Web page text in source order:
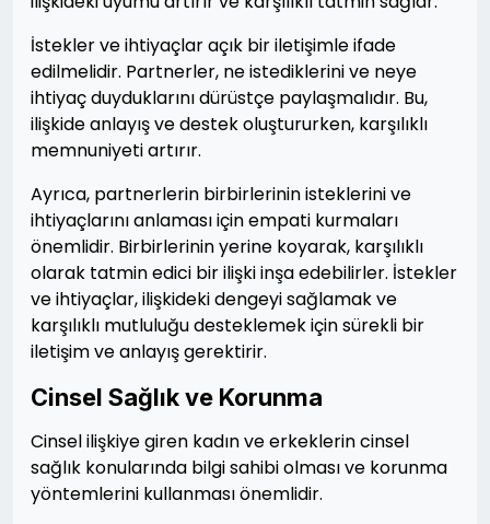
İstekler ve ihtiyaçlar açık bir iletişimle ifade
edilmelidir. Partnerler, ne istediklerini ve neye
ihtiyaç duyduklarını dürüstçe paylaşmalıdır. Bu,
ilişkide anlayış ve destek oluştururken, karşılıklı
memnuniyeti artırır.
Ayrıca, partnerlerin birbirlerinin isteklerini ve
ihtiyaçlarını anlaması için empati kurmaları
önemlidir. Birbirlerinin yerine koyarak, karşılıklı
olarak tatmin edici bir ilişki inşa edebilirler. İstekler
ve ihtiyaçlar, ilişkideki dengeyi sağlamak ve
karşılıklı mutluluğu desteklemek için sürekli bir
iletişim ve anlayış gerektirir.
Cinsel Sağlık ve Korunma
Cinsel ilişkiye giren kadın ve erkeklerin cinsel
sağlık konularında bilgi sahibi olması ve korunma
yöntemlerini kullanması önemlidir.